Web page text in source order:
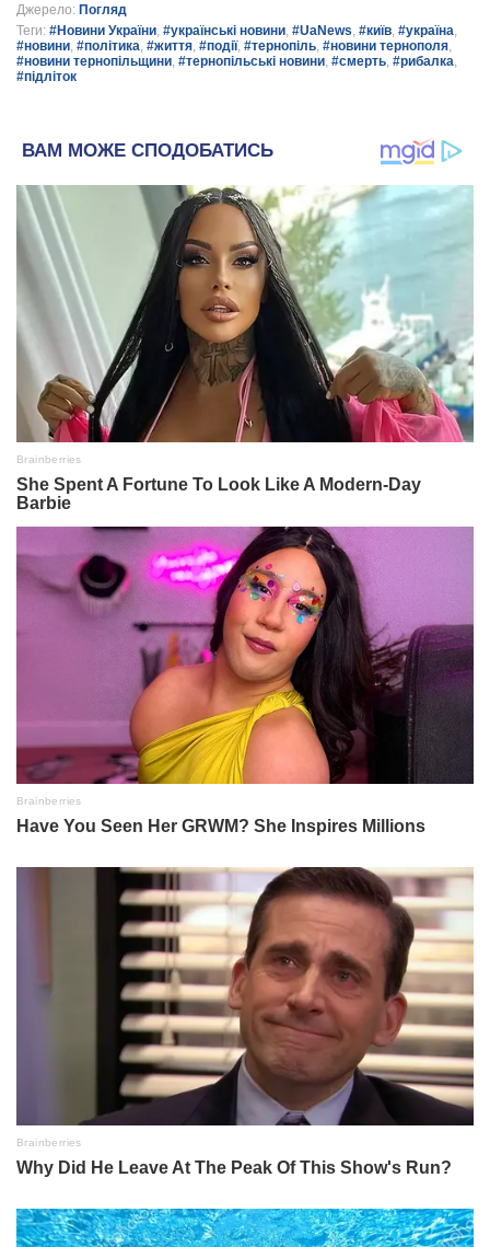
Джерело: Погляд
Теги: #Новини України, #українські новини, #UaNews, #київ, #україна,
#новини, #політика, #життя, #події, #тернопіль, #новини тернополя,
#новини тернопільщини, #тернопільські новини, #смерть, #рибалка,
#підліток